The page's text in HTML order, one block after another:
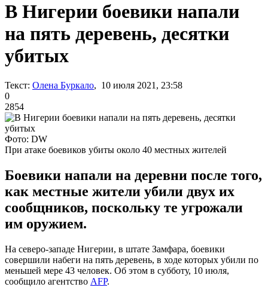
В Нигерии боевики напали
на пять деревень, десятки
убитых
Текст: Олена Буркало, 10 июля 2021, 23:58
0
2854
Фото: DW
При атаке боевиков убиты около 40 местных жителей
Боевики напали на деревни после того,
как местные жители убили двух их
сообщников, поскольку те угрожали
им оружием.
На северо-западе Нигерии, в штате Замфара, боевики
совершили набеги на пять деревень, в ходе которых убили по
меньшей мере 43 человек. Об этом в субботу, 10 июля,
сообщило агентство AFP.